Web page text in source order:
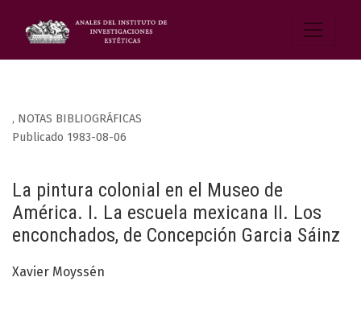
, NOTAS BIBLIOGRÁFICAS
La pintura colonial en el Museo de
América. I. La escuela mexicana II. Los
enconchados, de Concepción Garcia Sáinz
Publicado 1983-08-06
Xavier Moyssén